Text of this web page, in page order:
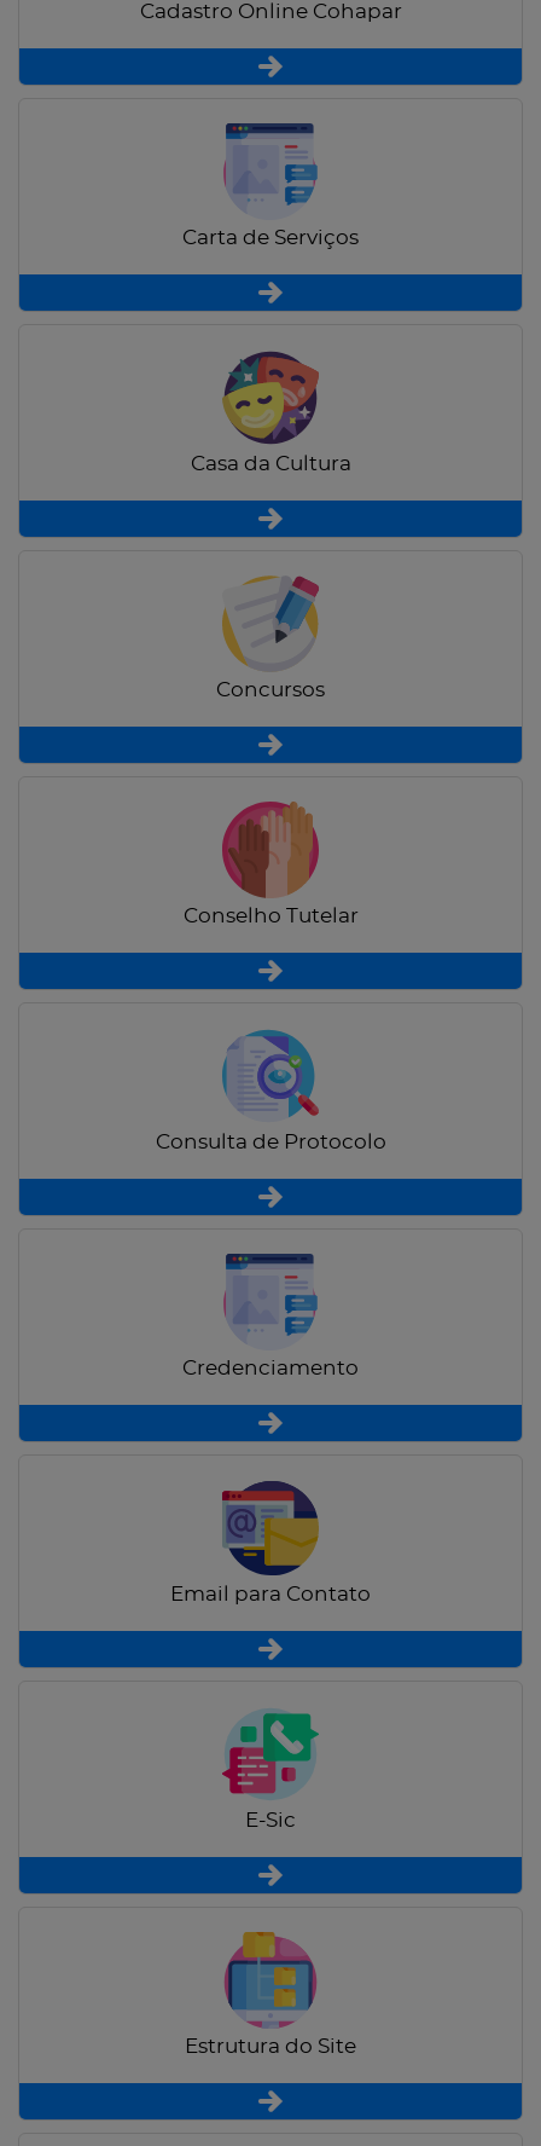
Cadastro Online Cohapar
Carta de Serviços
Casa da Cultura
Concursos
Conselho Tutelar
Consulta de Protocolo
Credenciamento
Email para Contato
E-Sic
Estrutura do Site